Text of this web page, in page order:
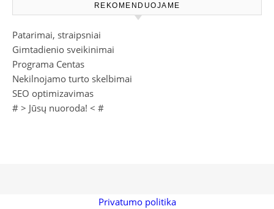
REKOMENDUOJAME
Patarimai, straipsniai
Gimtadienio sveikinimai
Programa Centas
Nekilnojamo turto skelbimai
SEO optimizavimas
# > Jūsų nuoroda! < #
Privatumo politika